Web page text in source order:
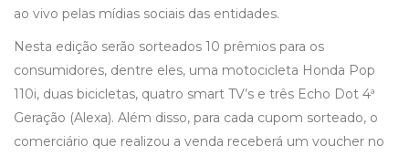
ao vivo pelas mídias sociais das entidades.
Nesta edição serão sorteados 10 prêmios para os
consumidores, dentre eles, uma motocicleta Honda Pop
110i, duas bicicletas, quatro smart TV’s e três Echo Dot 4ª
Geração (Alexa). Além disso, para cada cupom sorteado, o
comerciário que realizou a venda receberá um voucher no